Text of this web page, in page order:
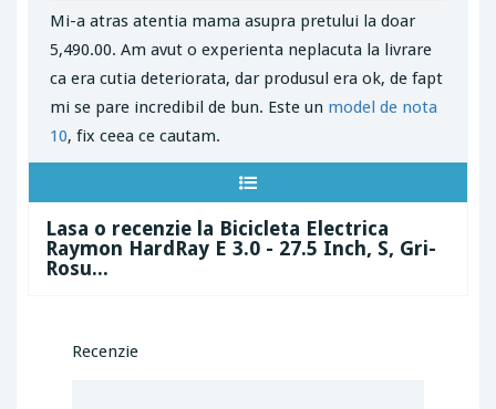
Mi-a atras atentia mama asupra pretului la doar
5,490.00. Am avut o experienta neplacuta la livrare
ca era cutia deteriorata, dar produsul era ok, de fapt
mi se pare incredibil de bun. Este un model de nota
10, fix ceea ce cautam.
Lasa o recenzie la Bicicleta Electrica
Raymon HardRay E 3.0 - 27.5 Inch, S, Gri-
Rosu...
Recenzie